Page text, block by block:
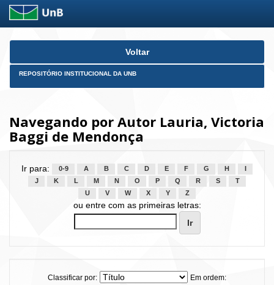
Skip
Voltar
REPOSITÓRIO INSTITUCIONAL DA UNB
Navegando por Autor Lauria, Victoria
Baggi de Mendonça
Ir para: 0-9 A B C D E F G H
J
K L M N O P Q R S
T
U
V W X Y Z
ou entre com as primeiras letras:
Classificar por:
Em ordem: